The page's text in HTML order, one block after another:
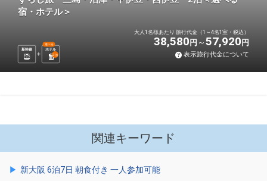
宿・ホテル＞
新幹線 ホテル
選べる
2泊
大人1名様あたり 旅行代金（1～4名1室・税込）
38,580 円 57,920 円
表示旅行代金について
関連キーワード
新大阪 6泊7日 朝食付き 一人参加可能